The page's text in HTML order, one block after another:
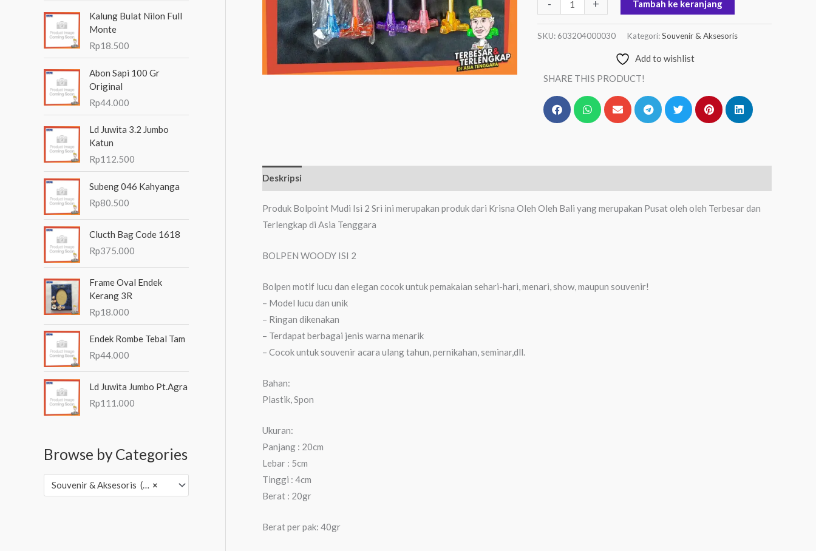
n
u
Kalung Bulat Nilon Full
Monte
Rp18.500
Abon Sapi 100 Gr
Original
Rp44.000
Ld Juwita 3.2 Jumbo
Katun
Rp112.500
Subeng 046 Kahyanga
Rp80.500
Clucth Bag Code 1618
Rp375.000
Frame Oval Endek
Kerang 3R
Rp18.000
Endek Rombe Tebal Tam
Rp44.000
Ld Juwita Jumbo Pt.Agra
Rp111.000
Browse by Categories
×
Souvenir & Aksesoris (3,502)
- + Tambah ke keranjang
SKU: 603204000030 Kategori:Souvenir & Aksesoris
Add to wishlist
SHARE THIS PRODUCT!
Deskripsi
Produk Bolpoint Mudi Isi 2 Sri ini merupakan produk dari Krisna Oleh Oleh Bali yang merupakan Pusat oleh oleh Terbesar dan
Terlengkap di Asia Tenggara
BOLPEN WOODY ISI 2
Bolpen motif lucu dan elegan cocok untuk pemakaian sehari-hari, menari, show, maupun souvenir!
– Model lucu dan unik
– Ringan dikenakan
– Terdapat berbagai jenis warna menarik
– Cocok untuk souvenir acara ulang tahun, pernikahan, seminar,dll.
Bahan:
Plastik, Spon
Ukuran:
Panjang : 20cm
Lebar : 5cm
Tinggi : 4cm
Berat : 20gr
Berat per pak: 40gr